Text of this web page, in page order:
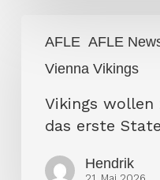
AFLE AFLE
Vienna Vikings
wollen
AFLE-
Auftakt
erste
Vikings
das erste
Hendrik